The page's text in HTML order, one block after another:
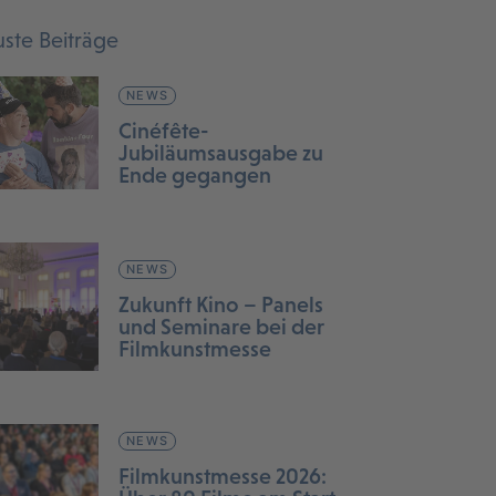
Beiträge
NEWS
Cinéfête-
Jubiläumsausgabe zu
Ende gegangen
NEWS
Zukunft Kino – Panels
und Seminare bei der
Filmkunstmesse
NEWS
Filmkunstmesse 2026: